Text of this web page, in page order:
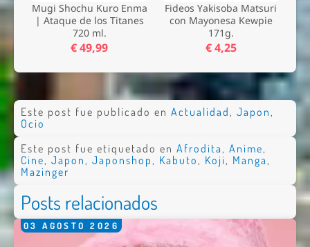
Mugi Shochu Kuro Enma
| Ataque de los Titanes
720 ml.
€ 49,99
Fideos Yakisoba Matsuri
con Mayonesa Kewpie
171g.
€ 4,25
Este post fue publicado en Actualidad, Japon,
Ocio
Este post fue etiquetado en Afrodita, Anime,
Cine, Japon, Japonshop, Kabuto, Koji, Manga,
Mazinger
Posts relacionados
03 AGOSTO 2026